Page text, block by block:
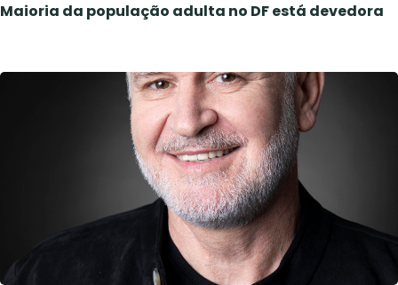
Maioria da população adulta no DF está devedora